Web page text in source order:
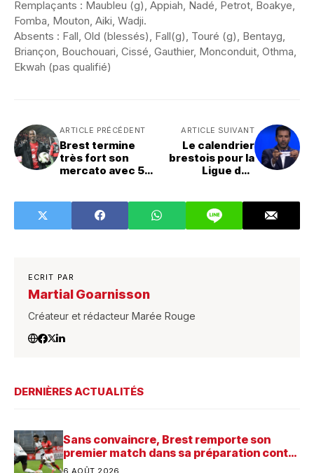
Remplaçants : Maubleu (g), Appiah, Nadé, Petrot, Boakye,
Fomba, Mouton, Aiki, Wadji.
Absents : Fall, Old (blessés), Fall(g), Touré (g), Bentayg,
Briançon, Bouchouari, Cissé, Gauthier, Monconduit, Othma,
Ekwah (pas qualifié)
ARTICLE PRÉCÉDENT
Brest termine
très fort son
mercato avec 5
ARTICLE SUIVANT
Le calendrier
brestois pour la
Ligue des
ECRIT PAR
Martial Goarnisson
Créateur et rédacteur Marée Rouge
DERNIÈRES ACTUALITÉS
Sans convaincre, Brest remporte son
premier match dans sa préparation contre
Saint-Brieuc
6 AOÛT 2026